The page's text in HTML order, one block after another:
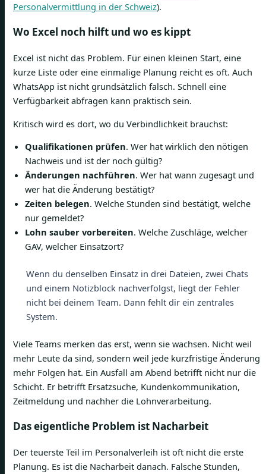
Personalvermittlung in der Schweiz).
Wo Excel noch hilft und wo es kippt
Excel ist nicht das Problem. Für einen kleinen Start, eine
kurze Liste oder eine einmalige Planung reicht es oft. Auch
WhatsApp ist nicht grundsätzlich falsch. Schnell eine
Verfügbarkeit abfragen kann praktisch sein.
Kritisch wird es dort, wo du Verbindlichkeit brauchst:
Qualifikationen prüfen. Wer hat wirklich den nötigen
Nachweis und ist der noch gültig?
Änderungen nachführen. Wer hat wann zugesagt und
wer hat die Änderung bestätigt?
Zeiten belegen. Welche Stunden sind bestätigt, welche
nur gemeldet?
Lohn sauber vorbereiten. Welche Zuschläge, welcher
GAV, welcher Einsatzort?
Wenn du denselben Einsatz in drei Dateien, zwei Chats
und einem Notizblock nachverfolgst, liegt der Fehler
nicht bei deinem Team. Dann fehlt dir ein zentrales
System.
Viele Teams merken das erst, wenn sie wachsen. Nicht weil
mehr Leute da sind, sondern weil jede kurzfristige Änderung
mehr Folgen hat. Ein Ausfall am Abend betrifft nicht nur die
Schicht. Er betrifft Ersatzsuche, Kundenkommunikation,
Zeitmeldung und nachher die Lohnverarbeitung.
Das eigentliche Problem ist Nacharbeit
Der teuerste Teil im Personalverleih ist oft nicht die erste
Planung. Es ist die Nacharbeit danach. Falsche Stunden,